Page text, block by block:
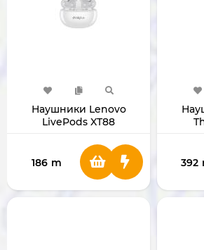
Наушники Lenovo
LivePods XT88
186 m 392